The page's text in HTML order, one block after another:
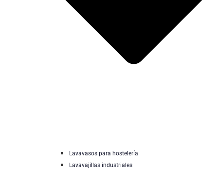
Lavavasos para hostelería
Lavavajillas industriales